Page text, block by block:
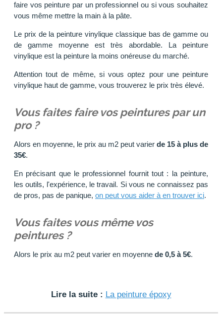
faire vos peinture par un professionnel ou si vous souhaitez
vous même mettre la main à la pâte.
Le prix de la peinture vinylique classique bas de gamme ou
de gamme moyenne est très abordable. La peinture
vinylique est la peinture la moins onéreuse du marché.
Attention tout de même, si vous optez pour une peinture
vinylique haut de gamme, vous trouverez le prix très élevé.
Vous faites faire vos peintures par un
pro ?
Alors en moyenne, le prix au m2 peut varier de 15 à plus de
35€.
En précisant que le professionnel fournit tout : la peinture,
les outils, l'expérience, le travail. Si vous ne connaissez pas
de pros, pas de panique, on peut vous aider à en trouver ici.
Vous faites vous même vos
peintures ?
Alors le prix au m2 peut varier en moyenne de 0,5 à 5€.
Lire la suite : La peinture époxy